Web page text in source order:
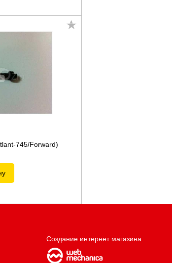
745/Forward)
Создание интернет магазина